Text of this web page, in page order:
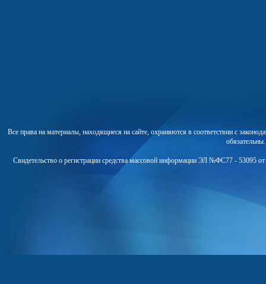
Все права на материалы, находящиеся на сайте, охраняются в соответствии с
Свидетельство о регистрации средства массовой информации ЭЛ №ФС77 - 53095